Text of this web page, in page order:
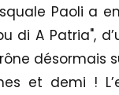
Paoli a
di A Patria",
désormais
et demi !